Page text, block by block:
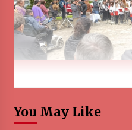
You May Like